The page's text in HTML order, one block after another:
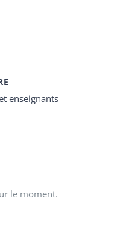
enseignants
le moment.